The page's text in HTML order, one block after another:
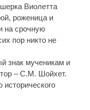
Виолетта
роженица и
на срочную
пор никто не
знак мученикам и
– С.М. Шойхет.
исторического